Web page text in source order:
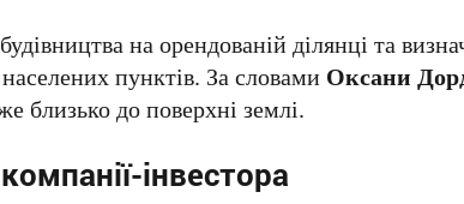
на орендованій ділянці та
пунктів. За словами Оксани
близько до поверхні землі.
інвестора